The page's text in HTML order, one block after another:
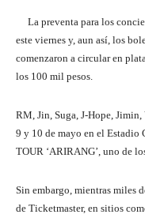
La preventa para los
este viernes y, aun así, los
comenzaron a circular en
los 100 mil pesos.
RM, Jin, Suga, J-Hope,
9 y 10 de mayo en el Estadio
TOUR ‘ARIRANG’, uno de
Sin embargo, mientras miles
de Ticketmaster, en sitios